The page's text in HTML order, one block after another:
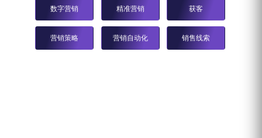
数字营销 精准营销 获客
营销策略 营销自动化 销售线索